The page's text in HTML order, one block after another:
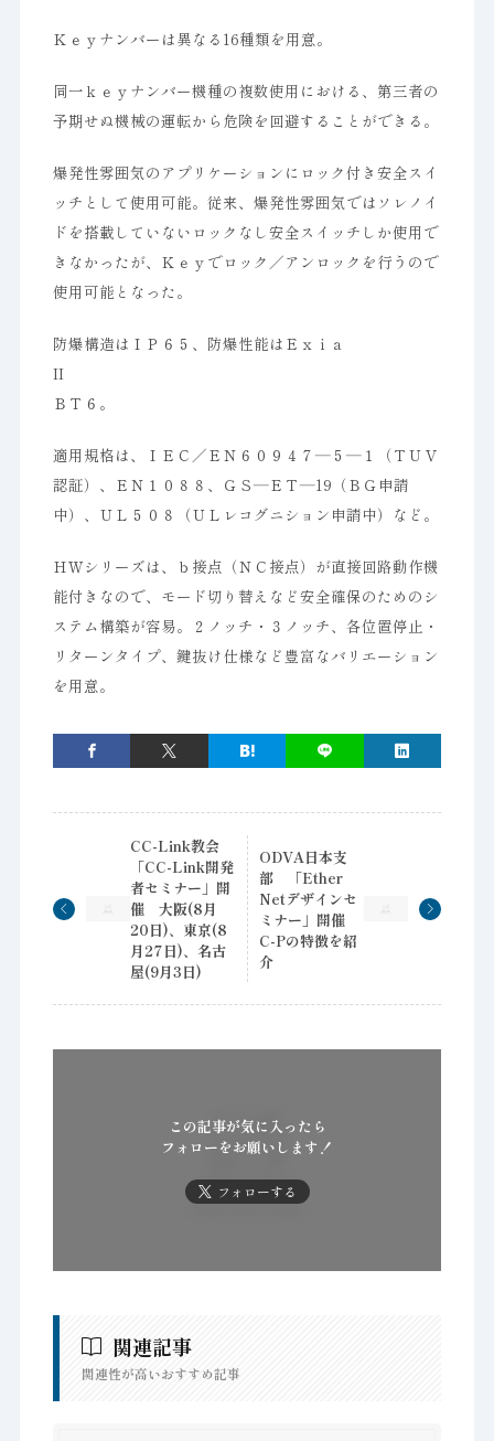
Ｋｅｙナンバーは異なる16種類を用意。
同一ｋｅｙナンバー機種の複数使用における、第三者の
予期せぬ機械の運転から危険を回避することができる。
爆発性雰囲気のアプリケーションにロック付き安全スイ
ッチとして使用可能。従来、爆発性雰囲気ではソレノイ
ドを搭載していないロックなし安全スイッチしか使用で
きなかったが、Ｋｅｙでロック／アンロックを行うので
使用可能となった。
防爆構造はＩＰ６５、防爆性能はＥｘｉａ
II
ＢＴ６。
適用規格は、ＩＥＣ／ＥＮ６０９４７―５―１（ＴＵＶ
認証）、ＥＮ１０８８、ＧＳ―ＥＴ―19（ＢＧ申請
中）、ＵＬ５０８（ＵＬレコグニション申請中）など。
ＨＷシリーズは、ｂ接点（ＮＣ接点）が直接回路動作機
能付きなので、モード切り替えなど安全確保のためのシ
ステム構築が容易。２ノッチ・３ノッチ、各位置停止・
リターンタイプ、鍵抜け仕様など豊富なバリエーション
を用意。
CC-Link教会
「CC-Link開発
者セミナー」開
催 大阪(8月
20日)、東京(8
月27日)、名古
屋(9月3日)
ODVA日本支
部 「Ether
Netデザインセ
ミナー」開催
C-Pの特徴を紹
介
この記事が気に入ったら
フォローをお願いします！
フォローする
関連記事
関連性が高いおすすめ記事